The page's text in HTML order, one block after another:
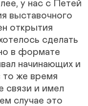
у нас с Петей
выставочного
открытия
сделать
в формате
начинающих и
то же время
связи и имел
случае это